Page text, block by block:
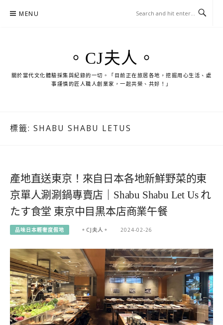
MENU
。CJ夫人。
關於當代文化體驗採集與紀錄的一切。「目前正在旅居各地，挖掘用心生活、處
事謹慎的匠人職人創業家，一起共榮、共好！」
標籤: SHABU SHABU LETUS
產地直送東京！來自日本各地新鮮野菜的東
京單人涮涮鍋專賣店｜Shabu Shabu Let Us れ
たす食堂 東京中目黒本店商業午餐
品味日本輕奢度假地 。CJ夫人。 2024-02-26